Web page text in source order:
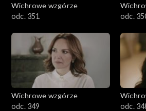
Wichrowe wzgórze
odc. 351
odc.
Wichrowe wzgórze
odc. 349
odc.